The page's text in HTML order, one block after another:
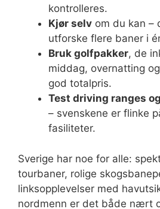
kontrolleres.
Kjør selv om du kan –
utforske flere baner i
Bruk golfpakker, de
middag, overnatting
god totalpris.
Test driving ranges
– svenskene er flinke
fasiliteter.
Sverige har noe for alle:
tourbaner, rolige
linksopplevelser med
nordmenn er det både nært